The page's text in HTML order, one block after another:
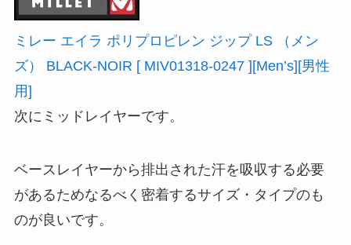
ミレー エイラ ポリプロピレン ジップ LS （メン
ズ） BLACK-NOIR [ MIV01318-0247 ][Men’s][男性
用]
次にミッドレイヤーです。
ベースレイヤーから排出された汗を吸収する必要
があるためなるべく密着するサイズ・タイプのも
のが良いです。